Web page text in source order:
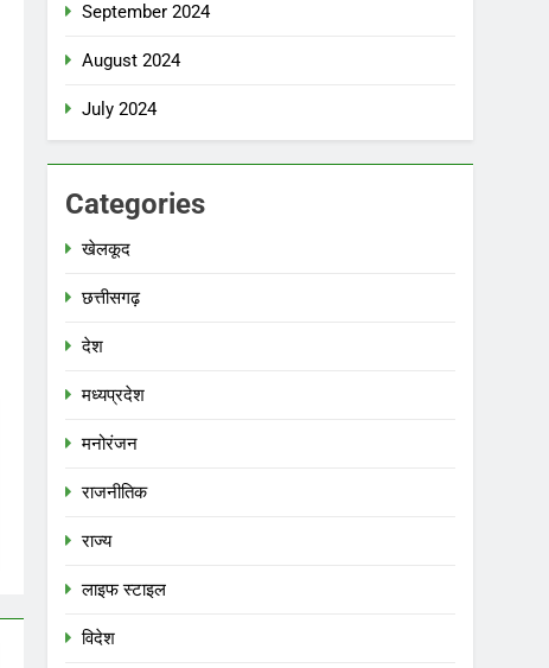
September 2024
August 2024
July 2024
Categories
खेलकूद
छत्तीसगढ़
देश
मध्‍यप्रदेश
मनोरंजन
राजनीतिक
राज्य
लाइफ स्टाइल
विदेश